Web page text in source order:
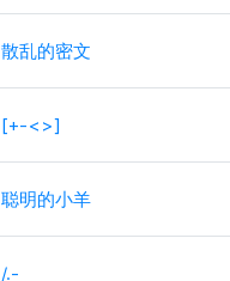
散乱的密文
[+-<>]
聪明的小羊
/.-